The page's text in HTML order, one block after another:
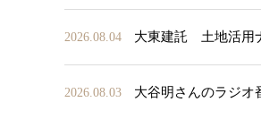
2026.08.04 大東建託 土地活用
2026.08.03 大谷明さんのラジオ